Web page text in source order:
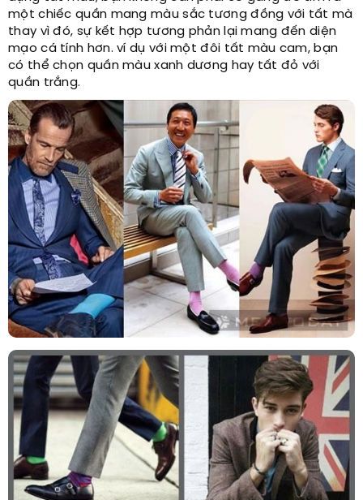
một chiếc quần mang màu sắc tương đồng với tất mà
thay vì đó, sự kết hợp tương phản lại mang đến diện
mạo cá tính hơn. ví dụ với một đôi tất màu cam, bạn
có thể chọn quần màu xanh dương hay tất đỏ với
quần trắng.